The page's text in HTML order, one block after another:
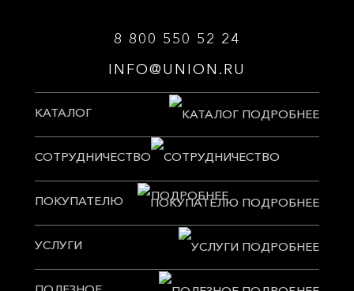
8 800 550 52 24
INFO@UNION.RU
КАТАЛОГ
СОТРУДНИЧЕСТВО
ПОКУПАТЕЛЮ
УСЛУГИ